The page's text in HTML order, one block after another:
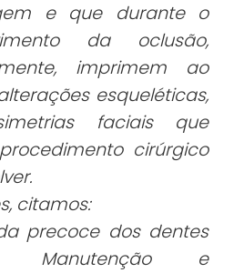
e que durante o
da oclusão,
imprimem ao
esqueléticas,
faciais que
cirúrgico
citamos:
precoce dos dentes
Manutenção e